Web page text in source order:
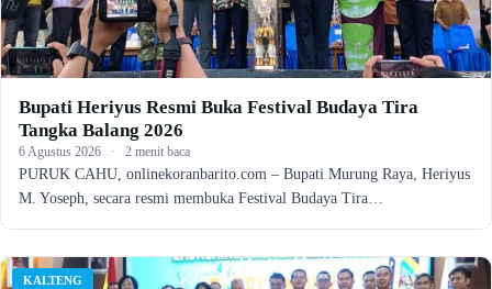
Bupati Heriyus Resmi Buka Festival Budaya Tira
Tangka Balang 2026
6 Agustus 2026 · 2 menit baca
PURUK CAHU, onlinekoranbarito.com – Bupati Murung Raya, Heriyus
M. Yoseph, secara resmi membuka Festival Budaya Tira…
KALTENG